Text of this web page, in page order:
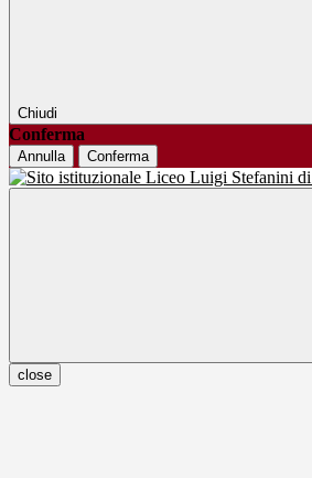
Chiudi
Conferma
Annulla Conferma
close